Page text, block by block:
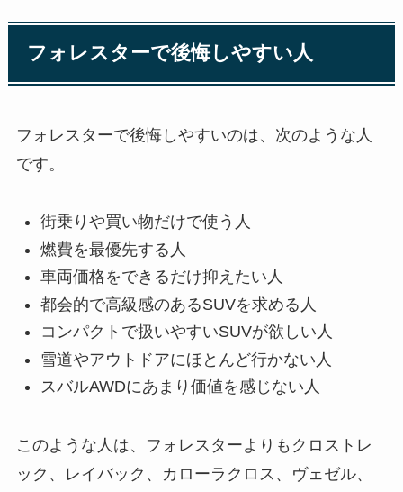
フォレスターで後悔しやすい人
フォレスターで後悔しやすいのは、次のような人
です。
街乗りや買い物だけで使う人
燃費を最優先する人
車両価格をできるだけ抑えたい人
都会的で高級感のあるSUVを求める人
コンパクトで扱いやすいSUVが欲しい人
雪道やアウトドアにほとんど行かない人
スバルAWDにあまり価値を感じない人
このような人は、フォレスターよりもクロストレ
ック、レイバック、カローラクロス、ヴェゼル、